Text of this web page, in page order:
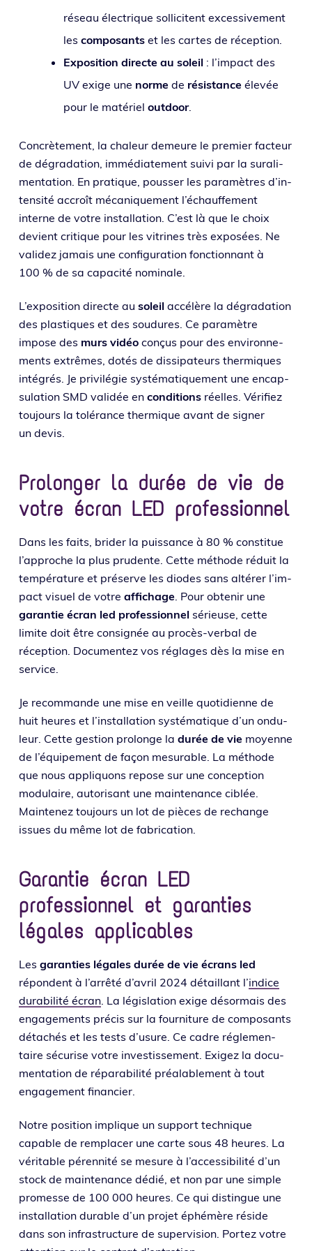
réseau élec­trique sol­li­citent exces­si­ve­ment
les com­po­santset les cartes de réception.
Exposition directe au soleil : l’im­pact des
UV exige une norme de résis­tance éle­vée
pour le maté­riel out­door.
Concrètement, la cha­leur demeure le pre­mier fac­teur
de dégra­da­tion, immé­dia­te­ment sui­vi par la sur­ali­
men­ta­tion. En pra­tique, pous­ser les para­mètres d’in­
ten­si­té accroît méca­ni­que­ment l’é­chauf­fe­ment
interne de votre ins­tal­la­tion. C’est là que le choix
devient cri­tique pour les vitrines très expo­sées. Ne
vali­dez jamais une confi­gu­ra­tion fonc­tion­nant à
100 % de sa capa­ci­té nominale.
L’exposition directe au soleil accé­lère la dégra­da­tion
des plas­tiques et des sou­dures. Ce para­mètre
impose des murs vidéoconçus pour des envi­ron­ne­
ments extrêmes, dotés de dis­si­pa­teurs ther­miques
inté­grés. Je pri­vi­lé­gie sys­té­ma­ti­que­ment une encap­
su­la­tion SMD vali­dée en condi­tionsréelles. Vérifiez
tou­jours la tolé­rance ther­mique avant de signer
un devis.
Prolonger la durée de vie de
votre écran LED professionnel
Dans les faits, bri­der la puis­sance à 80 % consti­tue
l’ap­proche la plus pru­dente. Cette méthode réduit la
tem­pé­ra­ture et pré­serve les diodes sans alté­rer l’im­
pact visuel de votre affi­chage . Pour obte­nir une
garan­tie écran led pro­fes­sion­nel sérieuse, cette
limite doit être consi­gnée au pro­cès-ver­bal de
récep­tion. Documentez vos réglages dès la mise en
service.
Je recom­mande une mise en veille quo­ti­dienne de
huit heures et l’ins­tal­la­tion sys­té­ma­tique d’un ondu­
leur. Cette ges­tion pro­longe la durée de vie moyenne
de l’é­qui­pe­ment de façon mesu­rable. La méthode
que nous appli­quons repose sur une concep­tion
modu­laire, auto­ri­sant une main­te­nance ciblée.
Maintenez tou­jours un lot de pièces de rechange
issues du même lot de fabrication.
Garantie écran LED
professionnel et garanties
légales applicables
Les garan­ties légales durée de vie écrans led
répondent à l’ar­rê­té d’a­vril 2024 détaillant l’indice
dura­bi­li­té écran. La légis­la­tion exige désor­mais des
enga­ge­ments pré­cis sur la four­ni­ture de com­po­sants
déta­chés et les tests d’u­sure. Ce cadre régle­men­
taire sécu­rise votre inves­tis­se­ment. Exigez la docu­
men­ta­tion de répa­ra­bi­li­té préa­la­ble­ment à tout
enga­ge­ment financier.
Notre posi­tion implique un sup­port tech­nique
capable de rem­pla­cer une carte sous 48 heures. La
véri­table péren­ni­té se mesure à l’ac­ces­si­bi­li­té d’un
stock de main­te­nance dédié, et non par une simple
pro­messe de 100 000 heures. Ce qui dis­tingue une
ins­tal­la­tion durable d’un pro­jet éphé­mère réside
dans son infra­struc­ture de super­vi­sion. Portez votre